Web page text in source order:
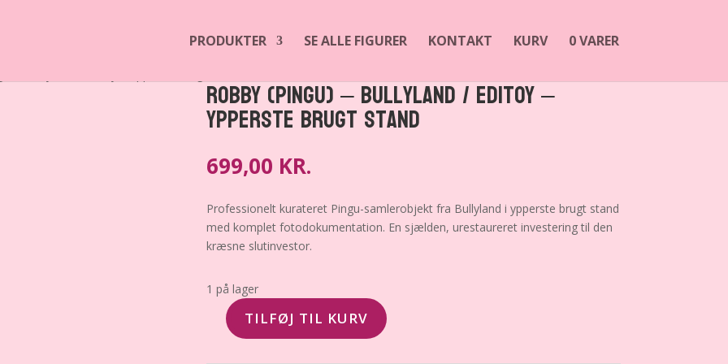
PRODUKTER SE ALLE FIGURER KONTAKT KURV 0 VARER
Robby (Pingu) – Bullyland / Editoy –
Ypperste brugt stand
699,00 KR.
Professionelt kurateret Pingu-samlerobjekt fra Bullyland i ypperste brugt stand
med komplet fotodokumentation. En sjælden, urestaureret investering til den
kræsne slutinvestor.
1 på lager
Robby
TILFØJ TIL KURV